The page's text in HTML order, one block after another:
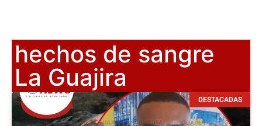
hechos de sangre
La Guajira
DESTACADAS